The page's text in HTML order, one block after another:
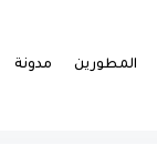
المطورين مدونة